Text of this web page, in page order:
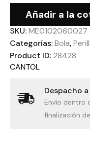
Añadir a la
SKU:ME0102060027
Categorías:Bola,
Product ID:28428
CANTOL
Despacho
Envío dentro
finalización